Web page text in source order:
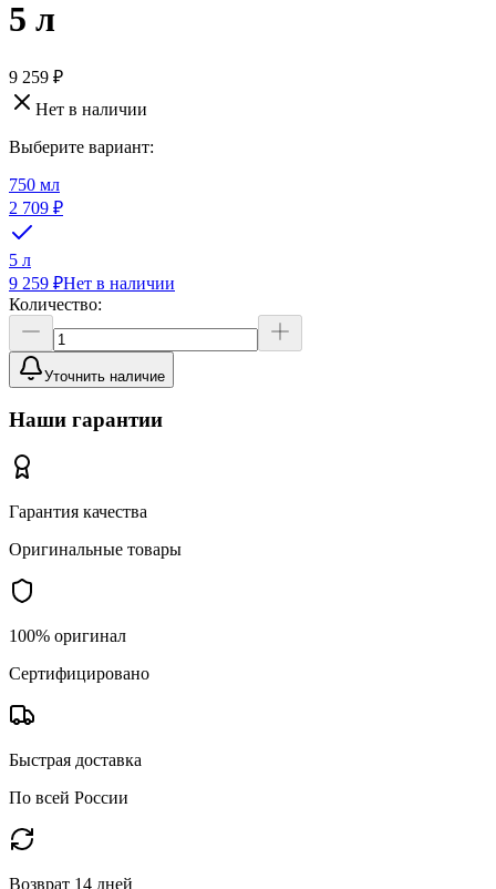
5 л
9 259 ₽
Нет в наличии
Выберите вариант:
750 мл
2 709 ₽
5 л
9 259 ₽Нет в наличии
Количество:
Уточнить наличие
Наши гарантии
Гарантия качества
Оригинальные товары
100% оригинал
Сертифицировано
Быстрая доставка
По всей России
Возврат 14 дней